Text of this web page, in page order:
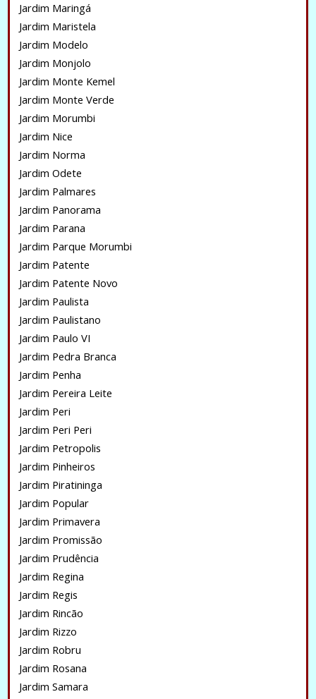
Jardim Maringá
Jardim Maristela
Jardim Modelo
Jardim Monjolo
Jardim Monte Kemel
Jardim Monte Verde
Jardim Morumbi
Jardim Nice
Jardim Norma
Jardim Odete
Jardim Palmares
Jardim Panorama
Jardim Parana
Jardim Parque Morumbi
Jardim Patente
Jardim Patente Novo
Jardim Paulista
Jardim Paulistano
Jardim Paulo VI
Jardim Pedra Branca
Jardim Penha
Jardim Pereira Leite
Jardim Peri
Jardim Peri Peri
Jardim Petropolis
Jardim Pinheiros
Jardim Piratininga
Jardim Popular
Jardim Primavera
Jardim Promissão
Jardim Prudência
Jardim Regina
Jardim Regis
Jardim Rincão
Jardim Rizzo
Jardim Robru
Jardim Rosana
Jardim Samara